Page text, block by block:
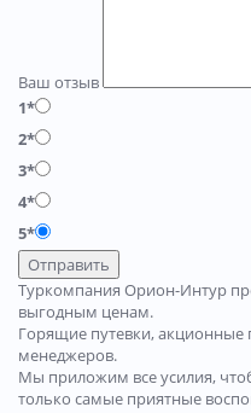
Ваш отзыв
1*
2*
3*
4*
5*
Отправить
Туркомпания Орион-Интур
выгодным ценам.
Горящие путевки,
менеджеров.
Мы приложим все усилия,
только самые приятные